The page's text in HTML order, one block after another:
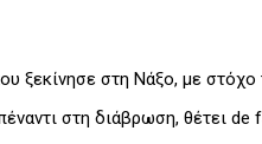
ξεκίνησε στη Νάξο, με στόχο
στη διάβρωση, θέτει de